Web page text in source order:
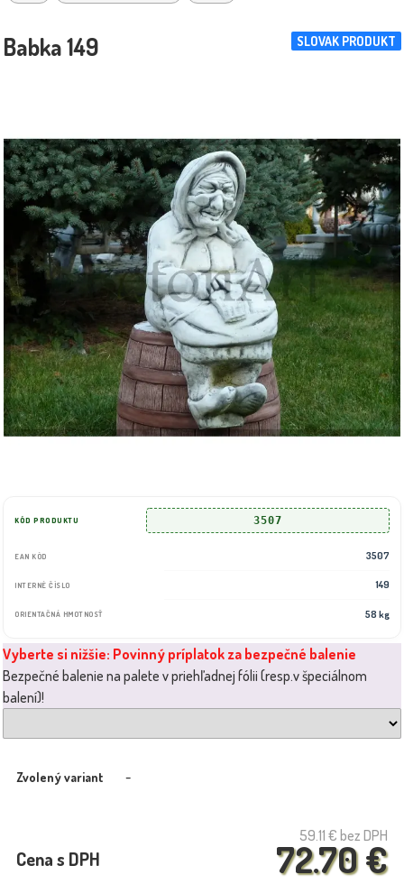
SLOVAK PRODUKT
Babka 149
KÓD PRODUKTU 3507
EAN KÓD 3507
INTERNÉ ČÍSLO 149
ORIENTAČNÁ HMOTNOSŤ 58 kg
Vyberte si nižšie: Povinný príplatok za bezpečné balenie
Bezpečné balenie na palete v priehľadnej fólii (resp.v špeciálnom
balení)!
Zvolený variant -
59.11 € bez DPH
72.70 €
Cena s DPH